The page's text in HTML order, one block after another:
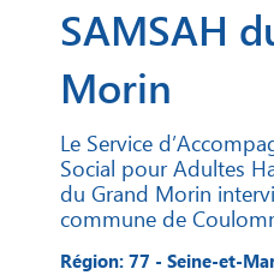
SAMSAH
Morin
Le Service
Social pour Adultes
du Grand Morin
commune de
Région: 77 - Seine-et-